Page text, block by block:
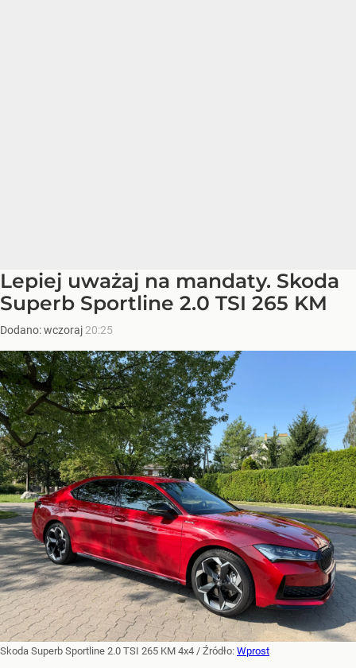
Lepiej uważaj na mandaty. Skoda
Superb Sportline 2.0 TSI 265 KM
Dodano:wczoraj 20:25
Skoda Superb Sportline 2.0 TSI 265 KM 4x4 / Źródło: Wprost